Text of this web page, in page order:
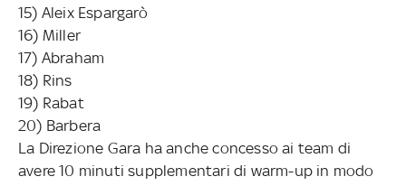
15) Aleix Espargarò
16) Miller
17) Abraham
18) Rins
19) Rabat
20) Barbera
La Direzione Gara ha anche concesso ai team di
avere 10 minuti supplementari di warm-up in modo